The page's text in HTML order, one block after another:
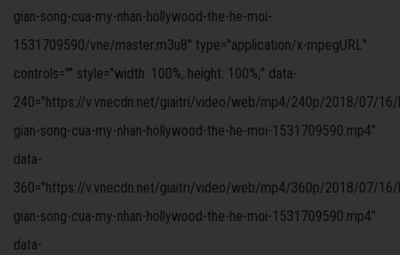
gian-song-cua-my-nhan-hollywood-the-he-moi-
1531709590/vne/master.m3u8" type="application/x-mpegURL"
controls="" style="width: 100%; height: 100%;" data-
240="https://v.vnecdn.net/giaitri/video/web/mp4/240p/2018/07/16/
gian-song-cua-my-nhan-hollywood-the-he-moi-1531709590.mp4"
data-
360="https://v.vnecdn.net/giaitri/video/web/mp4/360p/2018/07/16/
gian-song-cua-my-nhan-hollywood-the-he-moi-1531709590.mp4"
data-